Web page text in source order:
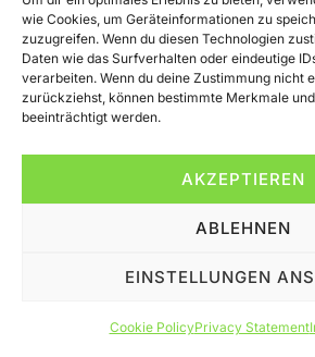
wie Cookies, um Geräteinformationen zu
zuzugreifen. Wenn du diesen Technologien
Daten wie das Surfverhalten oder eindeutige
verarbeiten. Wenn du deine Zustimmung nicht
zurückziehst, können bestimmte Merkmale
beeinträchtigt werden.
AKZEPTIEREN
ABLEHNEN
EINSTELLUNGEN
Cookie PolicyPrivacy Statement
Willkommen zu unserem exklusiven